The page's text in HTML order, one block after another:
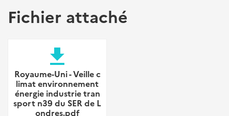
Fichier attaché
file_download
Royaume-Uni - Veille c
limat environnement
énergie industrie tran
sport n39 du SER de L
ondres.pdf